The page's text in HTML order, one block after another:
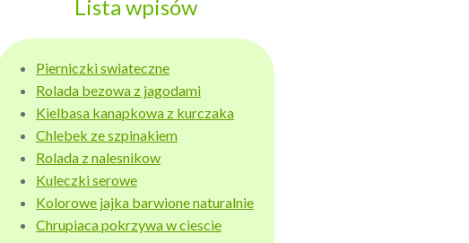
Lista wpisów
Pierniczki swiateczne
Rolada bezowa z jagodami
Kielbasa kanapkowa z kurczaka
Chlebek ze szpinakiem
Rolada z nalesnikow
Kuleczki serowe
Kolorowe jajka barwione naturalnie
Chrupiaca pokrzywa w ciescie